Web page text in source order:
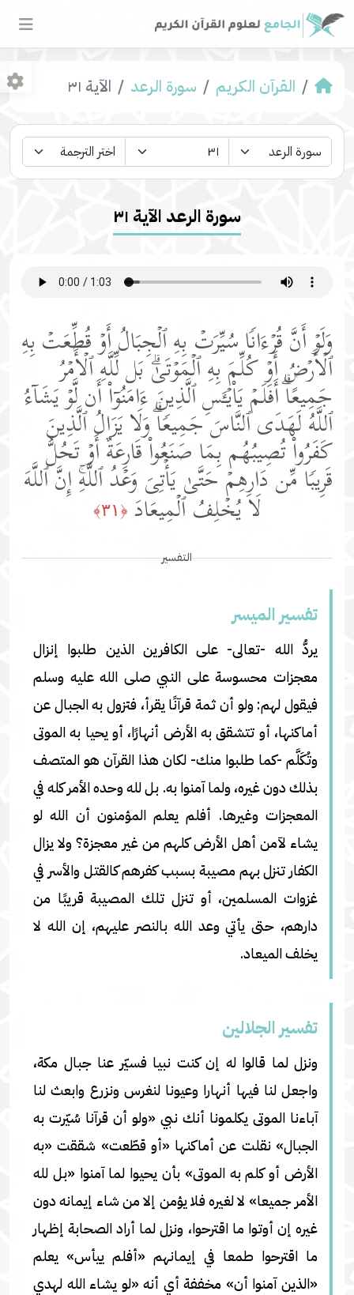
القرآن الكريم سورة الرعد الآية ٣١
سورة الرعد الآية ٣١
وَلَوۡ أَنَّ قُرۡءَانࣰا سُیِّرَتۡ بِهِ ٱلۡجِبَالُ أَوۡ قُطِّعَتۡ بِهِ
ٱلۡأَرۡضُ أَوۡ كُلِّمَ بِهِ ٱلۡمَوۡتَىٰۗ بَل لِّلَّهِ ٱلۡأَمۡرُ
جَمِیعًاۗ أَفَلَمۡ یَا۟یۡـَٔسِ ٱلَّذِینَ ءَامَنُوۤا۟ أَن لَّوۡ یَشَاۤءُ
ٱللَّهُ لَهَدَى ٱلنَّاسَ جَمِیعࣰاۗ وَلَا یَزَالُ ٱلَّذِینَ
كَفَرُوا۟ تُصِیبُهُم بِمَا صَنَعُوا۟ قَارِعَةٌ أَوۡ تَحُلُّ
قَرِیبࣰا مِّن دَارِهِمۡ حَتَّىٰ یَأۡتِیَ وَعۡدُ ٱللَّهِۚ إِنَّ ٱللَّهَ
لَا یُخۡلِفُ ٱلۡمِیعَادَ ﴿٣١﴾
التفسير
تفسير المیسر
يردُّ الله -تعالى- على الكافرين الذين طلبوا إنزال
معجزات محسوسة على النبي صلى الله عليه وسلم
فيقول لهم: ولو أن ثمة قرآنًا يقرأ، فتزول به الجبال عن
أماكنها، أو تتشقق به الأرض أنهارًا، أو يحيا به الموتى
وتُكَلَّم -كما طلبوا منك- لكان هذا القرآن هو المتصف
بذلك دون غيره، ولما آمنوا به. بل لله وحده الأمر كله في
المعجزات وغيرها. أفلم يعلم المؤمنون أن الله لو
يشاء لآمن أهل الأرض كلهم من غير معجزة؟ ولا يزال
الكفار تنزل بهم مصيبة بسبب كفرهم كالقتل والأسر في
غزوات المسلمين، أو تنزل تلك المصيبة قريبًا من
دارهم، حتى يأتي وعد الله بالنصر عليهم، إن الله لا
يخلف الميعاد.
تفسير الجلالين
ونزل لما قالوا له إن كنت نبيا فسيّر عنا جبال مكة،
واجعل لنا فيها أنهارا وعيونا لنغرس ونزرع وابعث لنا
آباءنا الموتى يكلمونا أنك نبي «ولو أن قرآنا سُيّرت به
الجبال» نقلت عن أماكنها «أو قطّعت» شققت «به
الأرض أو كلم به الموتى» بأن يحيوا لما آمنوا «بل لله
الأمر جميعا» لا لغيره فلا يؤمن إلا من شاء إيمانه دون
غيره إن أوتوا ما اقترحوا، ونزل لما أراد الصحابة إظهار
ما اقترحوا طمعا في إيمانهم «أفلم ييأس» يعلم
«الذين آمنوا أن» مخففة أي أنه «لو يشاء الله لهدي